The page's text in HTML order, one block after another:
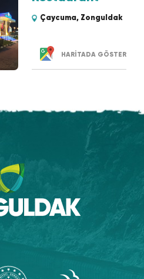
Çaycuma, Zonguldak
HARİTADA GÖSTER